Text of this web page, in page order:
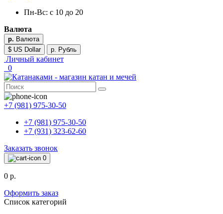
Пн-Вс: с 10 до 20
Валюта
р. Валюта
$ US Dollar
р. Рубль
Личный кабинет
0
+7 (981) 975-30-50
+7 (981) 975-30-50
+7 (931) 323-62-60
Заказать звонок
0
0 р.
Оформить заказ
Список категорий